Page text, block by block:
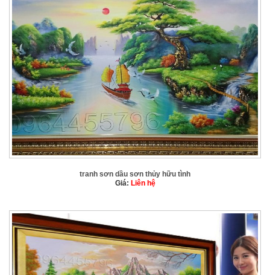
tranh sơn dầu sơn thủy hữu tình
Giá: Liên hệ